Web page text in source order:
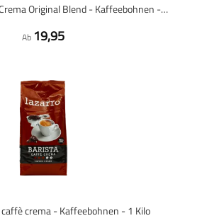
Costa Coffee Caffè Crema Original Blend - Kaffeebohnen - 1 Kilo
Ab 19,95
crema - Kaffeebohnen - 1 Kilo